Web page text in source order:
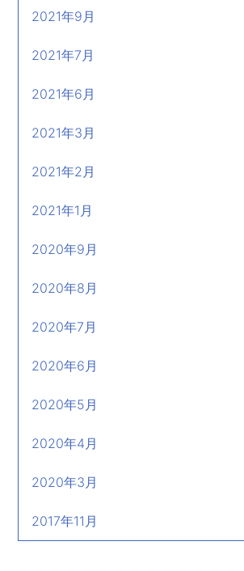
2021年9月
2021年7月
2021年6月
2021年3月
2021年2月
2021年1月
2020年9月
2020年8月
2020年7月
2020年6月
2020年5月
2020年4月
2020年3月
2017年11月